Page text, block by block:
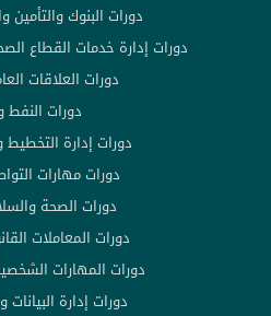
دورات البنوك والتأمين
دورات إدارة خدمات القطاع
دورات العلاقات
دورات النفط
دورات إدارة التخطيط
دورات مهارات
دورات الصحة
دورات المعاملات
دورات المهارات
دورات إدارة البيانات